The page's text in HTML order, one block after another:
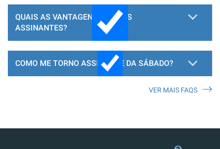
QUAIS AS VANTAGENS PARA OS
ASSINANTES?
COMO ME TORNO ASSINANTE DA SÁBADO?
VER MAIS FAQS